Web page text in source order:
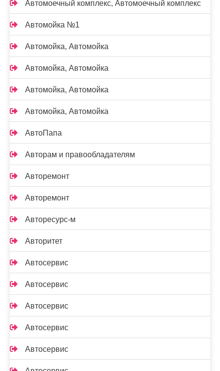
Автомоечный комплекс, Автомоечный комплекс
Автомойка №1
Автомойка, Автомойка
Автомойка, Автомойка
Автомойка, Автомойка
Автомойка, Автомойка
АвтоПапа
Авторам и правообладателям
Авторемонт
Авторемонт
Авторесурс-м
Авторитет
Автосервис
Автосервис
Автосервис
Автосервис
Автосервис